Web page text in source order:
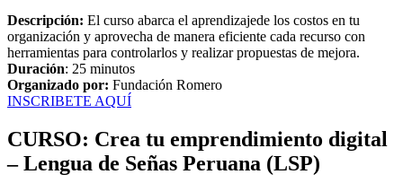
Descripción: El curso abarca el aprendizajede los costos en tu
organización y aprovecha de manera eficiente cada recurso con
herramientas para controlarlos y realizar propuestas de mejora.
Duración: 25 minutos
Organizado por: Fundación Romero
INSCRIBETE AQUÍ
CURSO: Crea tu emprendimiento digital
– Lengua de Señas Peruana (LSP)